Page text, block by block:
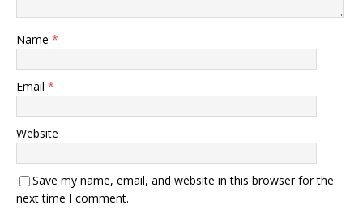
Name *
Email *
Website
Save my name, email, and website in this browser for the
next time I comment.